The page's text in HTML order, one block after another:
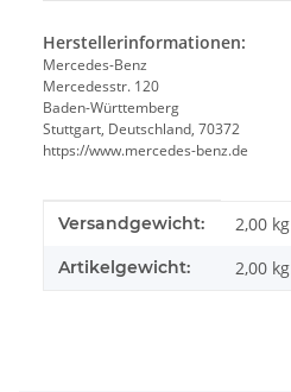
Herstellerinformationen:
Mercedes-Benz
Mercedesstr. 120
Baden-Württemberg
Stuttgart, Deutschland, 70372
https://www.mercedes-benz.de
Produkteigenschaft
Wert
Versandgewicht: 2,00 kg
Artikelgewicht: 2,00 kg